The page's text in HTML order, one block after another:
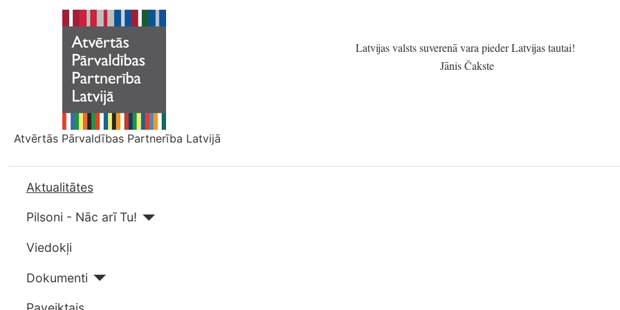
Latvijas valsts suverenā vara pieder Latvijas tautai!
Jānis Čakste
Atvērtās Pārvaldības Partnerība Latvijā
Aktualitātes
Pilsoni - Nāc arī Tu!
Viedokļi
Dokumenti